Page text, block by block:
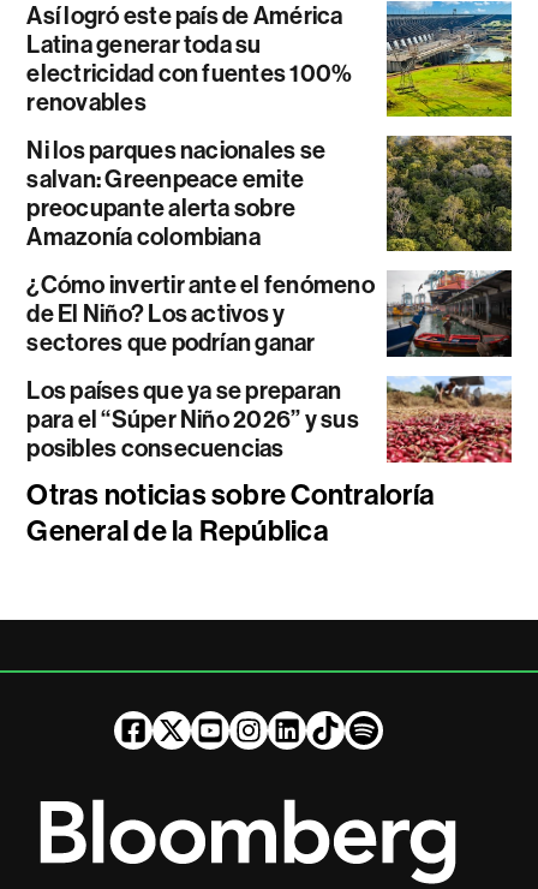
Así logró este país de América
Latina generar toda su
electricidad con fuentes 100%
renovables
Ni los parques nacionales se
salvan: Greenpeace emite
preocupante alerta sobre
Amazonía colombiana
¿Cómo invertir ante el fenómeno
de El Niño? Los activos y
sectores que podrían ganar
Los países que ya se preparan
para el “Súper Niño 2026” y sus
posibles consecuencias
Otras noticias sobre Contraloría
General de la República